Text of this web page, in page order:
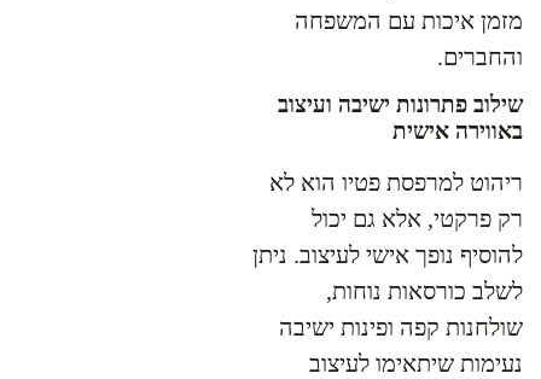
מזמן איכות עם המשפחה
והחברים.
שילוב פתרונות ישיבה ועיצוב
באווירה אישית
ריהוט למרפסת פטיו הוא לא
רק פרקטי, אלא גם יכול
להוסיף נופך אישי לעיצוב. ניתן
לשלב כורסאות נוחות,
שולחנות קפה ופינות ישיבה
נעימות שיתאימו לעיצוב